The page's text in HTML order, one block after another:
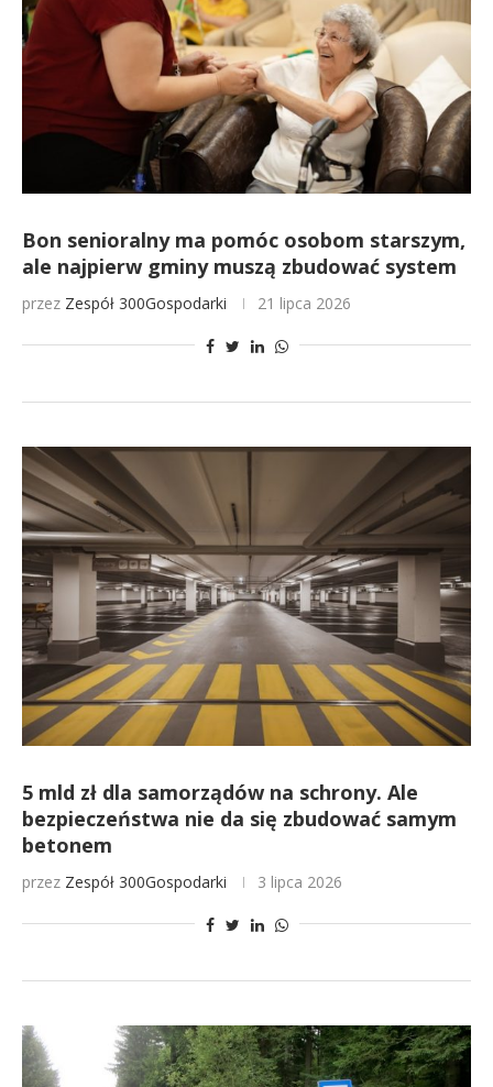
Bon senioralny ma pomóc osobom starszym,
ale najpierw gminy muszą zbudować system
przez Zespół 300Gospodarki 21 lipca 2026
5 mld zł dla samorządów na schrony. Ale
bezpieczeństwa nie da się zbudować samym
betonem
przez Zespół 300Gospodarki 3 lipca 2026